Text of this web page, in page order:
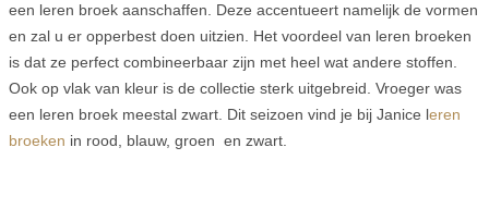
een leren broek aanschaffen. Deze accentueert namelijk de vormen
en zal u er opperbest doen uitzien. Het voordeel van leren broeken
is dat ze perfect combineerbaar zijn met heel wat andere stoffen.
Ook op vlak van kleur is de collectie sterk uitgebreid. Vroeger was
een leren broek meestal zwart. Dit seizoen vind je bij Janice leren
broeken in rood, blauw, groen en zwart.